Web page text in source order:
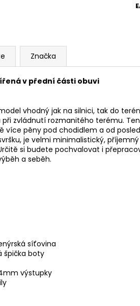
Značka
v přední části obuvi
vhodný jak na silnici, tak do
zvládnutí rozmanitého terému.
více pěny pod chodidlem a od
je velmi minimalistický,
si budete pochvalovat i
a seběh.
síťovina
špička boty
výstupky